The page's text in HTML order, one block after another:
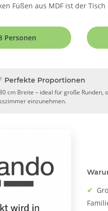
Füßen aus MDF ist der
Personen
Perfekte Proportionen
cm Breite – ideal für große Runden,
einzunehmen.
✔